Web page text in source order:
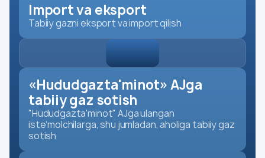
Import va eksport
Tabiiy gazni eksport va import qilish
«Hududgazta'minot» AJga
tabiiy gaz sotish
"Hududgazta'minot" AJga ulangan
iste’molchilarga, shu jumladan, aholiga tabiiy gaz
sotish